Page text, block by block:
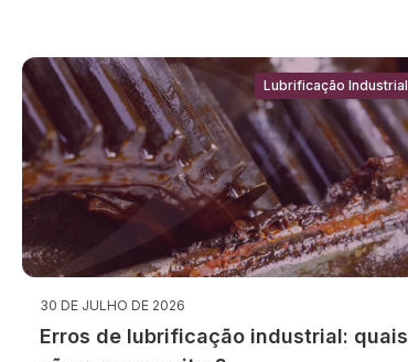
Lubrificação Industrial
30 DE JULHO DE 2026
Erros de lubrificação industrial: quais